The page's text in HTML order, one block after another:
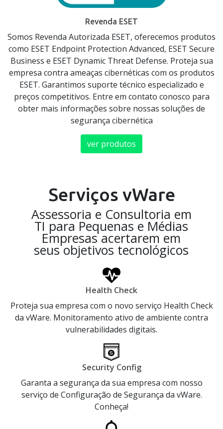
Revenda ESET
Somos Revenda Autorizada ESET, oferecemos produtos
como ESET Endpoint Protection Advanced, ESET Secure
Business e ESET Dynamic Threat Defense. Proteja sua
empresa contra ameaças cibernéticas com os produtos
ESET. Garantimos suporte técnico especializado e
preços competitivos. Entre em contato conosco para
obter mais informações sobre nossas soluções de
segurança cibernética
ver produtos
Serviços vWare
Assessoria e Consultoria em
TI para Pequenas e Médias
Empresas acertarem em
seus objetivos tecnológicos
Health Check
Proteja sua empresa com o novo serviço Health Check
da vWare. Monitoramento ativo de ambiente contra
vulnerabilidades digitais.
Security Config
Garanta a segurança da sua empresa com nosso
serviço de Configuração de Segurança da vWare.
Conheça!